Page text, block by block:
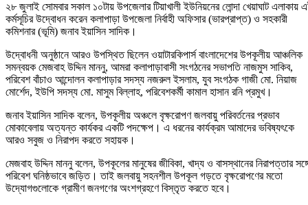
২৮ জুলাই সোমবার সকাল ১০টায় উপজেলার টিয়াখালী ইউনিয়নের লোন্দা খেয়াঘাট এলাকায়
কর্মসূচির উদ্বোধন করেন কলাপাড়া উপজেলা নির্বাহী অফিসার (ভারপ্রাপ্ত) ও সহকারী
কমিশনার (ভূমি) জনাব ইয়াসিন সাদিক।
উদ্বোধনী অনুষ্ঠানে আরও উপস্থিত ছিলেন ওয়াটারকিপার্স বাংলাদেশের উপকূলীয় আঞ্চলিক
সমন্বয়ক মেজবাহ উদ্দিন মাননু, আমরা কলাপাড়াবাসী সংগঠনের সভাপতি নাজমুস সাকিব,
পরিবেশ বাঁচাও আন্দোলন কলাপাড়ার সদস্য নজরুল ইসলাম, যুব সংগঠক গাজী মো. নিয়াজ
মোর্শেদ, ইউপি সদস্য মো. মাসুম বিল্লাহ, পরিবেশকর্মী কামাল হাসান রনি প্রমুখ।
জনাব ইয়াসিন সাদিক বলেন, উপকূলীয় অঞ্চলে বৃক্ষরোপণ জলবায়ু পরিবর্তনের প্রভাব
মোকাবেলায় অত্যন্ত কার্যকর একটি পদক্ষেপ। এ ধরনের কার্যক্রম আমাদের ভবিষ্যৎকে
আরও সবুজ ও নিরাপদ করতে সহায়ক।
মেজবাহ উদ্দিন মাননু বলেন, উপকূলের মানুষের জীবিকা, খাদ্য ও বাসস্থানের নিরাপত্তার
পরিবেশ ঘনিষ্ঠভাবে জড়িত। তাই জলবায়ু সহনশীল উপকূল গড়তে বৃক্ষরোপণের মতো
উদ্যোগগুলোকে গ্রামীণ জনগণের অংশগ্রহণে বিস্তৃত করতে হবে।